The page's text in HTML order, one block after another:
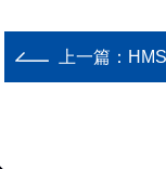
上一篇：